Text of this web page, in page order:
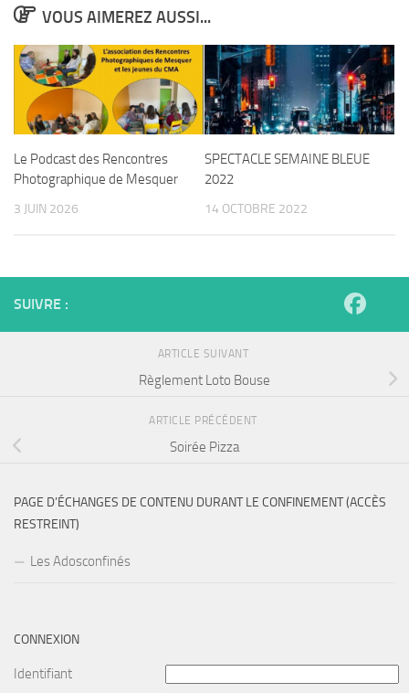
VOUS AIMEREZ AUSSI...
Le Podcast des Rencontres
Photographique de Mesquer
3 JUIN 2026
SPECTACLE SEMAINE BLEUE
2022
14 OCTOBRE 2022
SUIVRE :
ARTICLE SUIVANT
Règlement Loto Bouse
ARTICLE PRÉCÉDENT
Soirée Pizza
PAGE D’ÉCHANGES DE CONTENU DURANT LE CONFINEMENT (ACCÈS
RESTREINT)
Les Adosconfinés
CONNEXION
Identifiant